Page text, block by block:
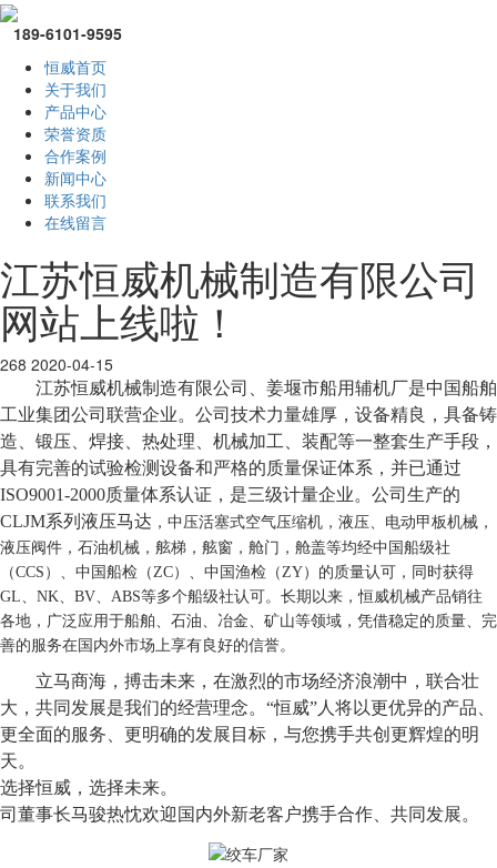
189-6101-9595
恒威首页
关于我们
产品中心
荣誉资质
合作案例
新闻中心
联系我们
在线留言
江苏恒威机械制造有限公司
网站上线啦！
268 2020-04-15
江苏恒威机械制造有限公司、姜堰市船用辅机厂是中国船舶
工业集团公司联营企业。公司技术力量雄厚，设备精良，具备铸
造、锻压、焊接、热处理、机械加工、装配等一整套生产手段，
具有完善的试验检测设备和严格的质量保证体系，并已通过
ISO9001-2000质量体系认证，是三级计量企业。公司生产的
CLJM系列液压马达 ，中压活塞式空气压缩机，液压、电动甲板机械，
液压阀件，石油机械，舷梯，舷窗，舱门，舱盖等均经中国船级社
（CCS）、中国船检（ZC）、中国渔检（ZY）的质量认可，同时获得
GL、NK、BV、ABS等多个船级社认可。长期以来，恒威机械产品销往
各地，广泛应用于船舶、石油、冶金、矿山等领域，凭借稳定的质量、完
善的服务在国内外市场上享有良好的信誉。
立马商海，搏击未来，在激烈的市场经济浪潮中，联合壮
大，共同发展是我们的经营理念。“恒威”人将以更优异的产品、
更全面的服务、更明确的发展目标，与您携手共创更辉煌的明
天。
选择恒威，选择未来。
司董事长马骏热忱欢迎国内外新老客户携手合作、共同发展。